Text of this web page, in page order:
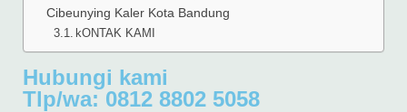
Cibeunying Kaler Kota Bandung
kONTAK KAMI
Hubungi kami
Tlp/wa: 0812 8802 5058